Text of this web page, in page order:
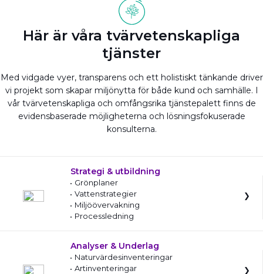
Här är våra tvärvetenskapliga
tjänster
Med vidgade vyer, transparens och ett holistiskt tänkande driver
vi projekt som skapar miljönytta för både kund och samhälle. I
vår tvärvetenskapliga och omfångsrika tjänstepalett finns de
evidensbaserade möjligheterna och lösningsfokuserade
konsulterna.
Strategi & utbildning
Grönplaner
Vattenstrategier
Miljöövervakning
Processledning
Analyser & Underlag
Naturvärdesinventeringar
Artinventeringar